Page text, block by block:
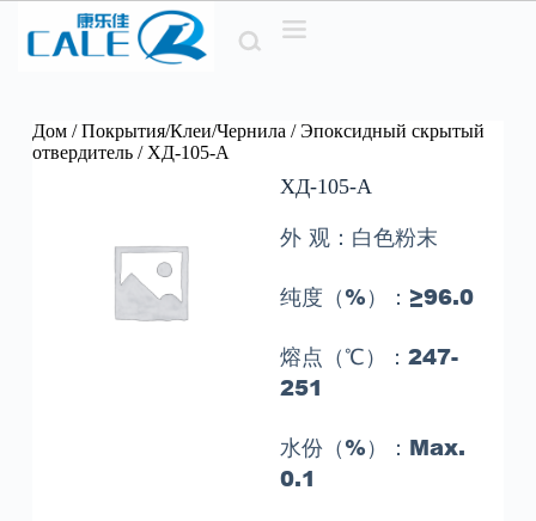
и
Дом/Покрытия/Клеи/Чернила /Эпоксидный скрытый
отвердитель/ ХД-105-А
ХД-105-А
外 观： 白色粉末
纯度（%）
： ≥96.0
熔点（℃）
：247-
251
水份（%）
： Max.
0.1